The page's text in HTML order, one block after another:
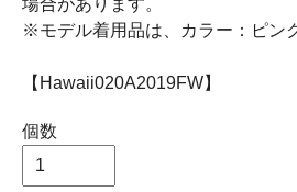
場合があります。
※モデル着用品は、カラー：ピン
【Hawaii020A2019FW】
個数